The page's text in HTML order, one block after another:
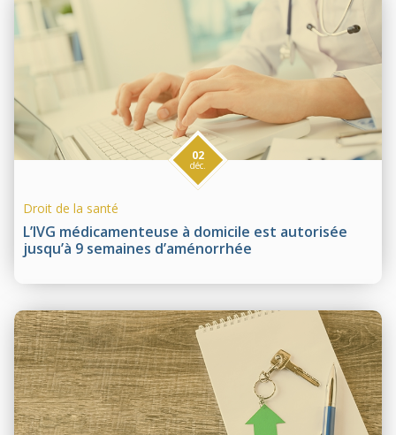
L’IVG médicamenteuse à domicile est autorisée
jusqu’à 9 semaines d’aménorrhée
02
déc.
Droit de la santé